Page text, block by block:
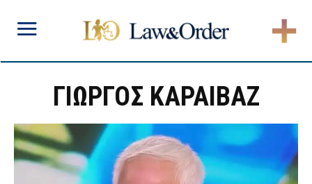
ΓΙΩΡΓΟΣ ΚΑΡΑΙΒΑΖ